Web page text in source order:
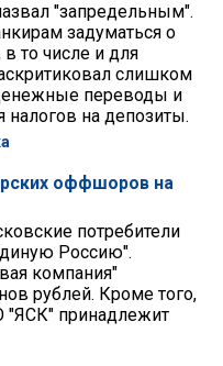
"запредельным".
задуматься о
то числе и для
слишком
переводы и
налогов на депозиты.
оффшоров на
потребители
Россию".
компания"
рублей. Кроме того,
"ЯСК" принадлежит